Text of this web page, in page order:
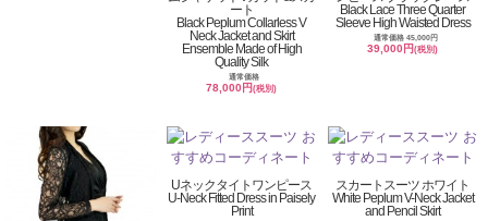
ート
Black Peplum Collarless V
Neck Jacket and Skirt
Ensemble Made of High
Quality Silk
通常価格
78,000円(税別)
Black Lace Three Quarter
Sleeve High Waisted Dress
通常価格 45,000円
39,000円(税別)
Uネックタイトワンピース
U-Neck Fitted Dress in Paisely
Print
スカートスーツ ホワイト
White Peplum V-Neck Jacket
and Pencil Skirt